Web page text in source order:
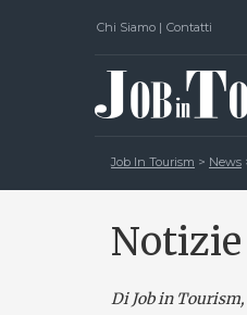
Chi Siamo | Contatti
Job In Tourism > News
Notizie
Di Job in